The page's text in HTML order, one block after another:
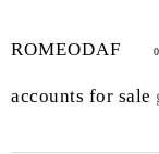
ROMEODAF
accounts for sale